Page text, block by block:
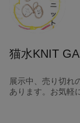
猫水KNIT
展示中、売り切れ
あります。お気軽